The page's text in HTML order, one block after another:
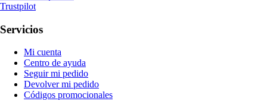
Trustpilot
Servicios
Mi cuenta
Centro de ayuda
Seguir mi pedido
Devolver mi pedido
Códigos promocionales